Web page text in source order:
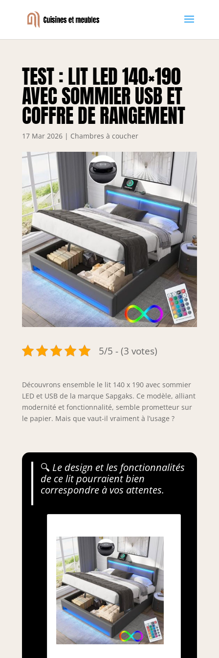
TEST : LIT LED 140×190
AVEC SOMMIER USB ET
COFFRE DE RANGEMENT
17 Mar 2026| Chambres à coucher
5/5 - (3 votes)
Découvrons ensemble le lit 140 x 190 avec sommier
LED et USB de la marque Sapgaks. Ce modèle, alliant
modernité et fonctionnalité, semble prometteur sur
le papier. Mais que vaut-il vraiment à l’usage ?
🔍 Le design et les fonctionnalités
de ce lit pourraient bien
correspondre à vos attentes.